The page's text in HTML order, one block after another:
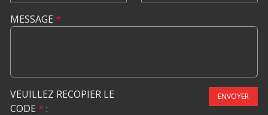
MESSAGE *
VEUILLEZ RECOPIER LE
CODE * :
ENVOYER